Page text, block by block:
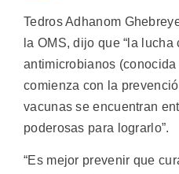
Tedros Adhanom
la OMS, dijo que “la
antimicrobianos
comienza con la
vacunas se encuentran
poderosas para lograrlo”.
“Es mejor prevenir que